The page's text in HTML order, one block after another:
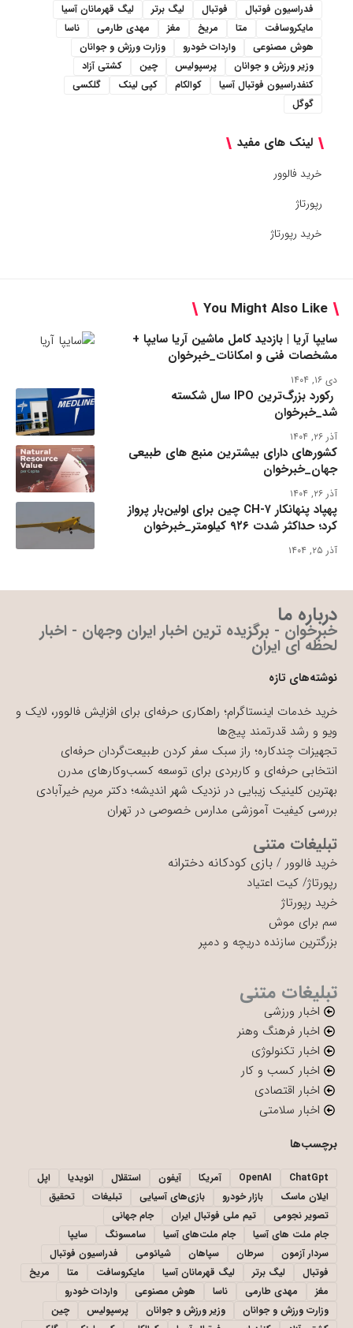
فدراسیون فوتبال
فوتبال لیگ برتر
لیگ قهرمانان آسیا
مایکروسافت
متا مریخ مغز مهدی طارمی
ناسا
هوش مصنوعی
واردات خودرو
وزارت ورزش و جوانان
وزیر ورزش و جوانان
پرسپولیس چین
کشتی آزاد
کنفدراسیون فوتبال آسیا
کوالکام کپی لینک
گلکسی
گوگل
لینک های مفید
خرید فالوور
رپورتاژ
خرید رپورتاژ
You Might Also Like
سایپا آریا | بازدید کامل ماشین آریا سایپا +
مشخصات فنی و امکانات_خبرخوان
دی ۱۶, ۱۴۰۴
رکورد بزرگ‌ترین IPO سال شکسته
شد_خبرخوان
آذر ۲۶, ۱۴۰۴
کشورهای دارای بیشترین منبع های طبیعی
جهان_خبرخوان
آذر ۲۶, ۱۴۰۴
پهپاد پنهانکار CH-۷ چین برای اولین‌بار پرواز
کرد؛ حداکثر شدت ۹۲۶ کیلومتر_خبرخوان
آذر ۲۵, ۱۴۰۴
درباره ما
خبرخوان - برگزیده ترین اخبار ایران وجهان - اخبار
لحظه ای ایران
نوشته‌های تازه
خرید خدمات اینستاگرام؛ راهکاری حرفه‌ای برای افزایش فالوور، لایک و
ویو و رشد قدرتمند پیج‌ها
تجهیزات چندکاره؛ راز سبک سفر کردن طبیعت‌گردان حرفه‌ای
انتخابی حرفه‌ای و کاربردی برای توسعه کسب‌وکارهای مدرن
بهترین کلینیک زیبایی در نزدیک شهر اندیشه؛ دکتر مریم خیرآبادی
بررسی کیفیت آموزشی مدارس خصوصی در تهران
تبلیغات متنی
خرید فالوور / بازی کودکانه دخترانه
رپورتاژ/ کیت اعتیاد
خرید رپورتاژ
سم برای موش
بزرگترین سازنده دریچه و دمپر
تبلیغات متنی
اخبار ورزشی
اخبار فرهنگ وهنر
اخبار تکنولوژی
اخبار کسب و کار
اخبار اقتصادی
اخبار سلامتی
برچسب‌ها
ChatGpt
OpenAI آمریکا آیفون استقلال انویدیا
اپل
ایلان ماسک
بازار خودرو بازی‌های آسیایی تبلیغات
تحقیق
تصویر نجومی
تیم ملی فوتبال ایران
جام جهانی
جام ملت های آسیا
جام ملت‌های آسیا سامسونگ
سایپا
سردار آزمون
سرطان سپاهان شیائومی
فدراسیون فوتبال
فوتبال
لیگ برتر لیگ قهرمانان آسیا مایکروسافت متا
مریخ
مغز
مهدی طارمی ناسا هوش مصنوعی
واردات خودرو
وزارت ورزش و جوانان
وزیر ورزش و جوانان پرسپولیس
چین